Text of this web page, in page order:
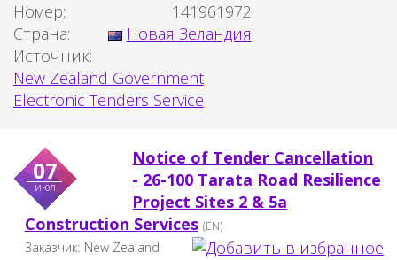
Номер:
141961972
Страна:
Новая Зеландия
Источник:
New Zealand Government
Electronic Tenders Service
07
июл
Notice of Tender Cancellation
- 26-100 Tarata Road Resilience
Project Sites 2 & 5a
Construction Services (EN)
Заказчик: New Zealand